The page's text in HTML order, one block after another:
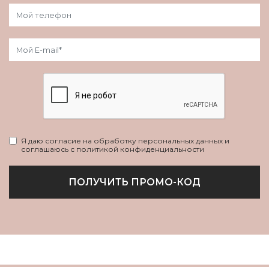
Я даю согласие на обработку персональных данных и
соглашаюсь с политикой конфиденциальности
ПОЛУЧИТЬ ПРОМО-КОД